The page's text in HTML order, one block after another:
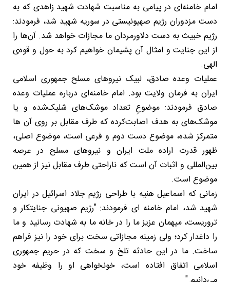
امام خامنه‌ای در پیامی به مناسبت شهادت شهید زاهدی که به
دست مزدوران رژیم صهیونیستی در سوریه شهید شد، فرمودند:
رژیم خبیث به دست دلاورمردان ما مجازات خواهد شد. آن‌ها را
از این جنایت و امثال آن پشیمان خواهیم کرد به حول و قوه‌ی
الهی.
عملیات وعده صادق، لبیک نیروهای مسلح جمهوری اسلامی
ایران به فرمان ولایت بود. امام خامنه‌ای درباره عملیات وعده
صادق فرمودند: موضوعِ تعداد موشک‌های شلیک‌شده و یا
موشک‌های به هدف اصابت‌کرده که طرف مقابل بر روی آن ها
متمرکز شده، موضوع دست دوم و فرعی است، موضوع اصلی،
ظهور قدرت اراده ملت ایران و نیروهای مسلح در عرصه
بین‌المللی و اثبات آن است که ناراحتی طرف مقابل نیز از همین
موضوع است.
زمانی که اسماعیل هنیه با طراحی رژیم جلاد اسرائیل در ایران
شهید شد، امام خامنه ای فرمودند: "رژیم صهیونی جنایتکار و
تروریست، میهمان عزیز ما را در خانه‌ ما به شهادت رسانید و ما
را داغدار کرد؛ ولی زمینه‌ مجازاتی سخت برای خود را نیز فراهم
ساخت. ما در این حادثه‌ تلخ و سخت که در حریم جمهوری
اسلامی اتفاق افتاده است، خونخواهی او را وظیفه‌ خود